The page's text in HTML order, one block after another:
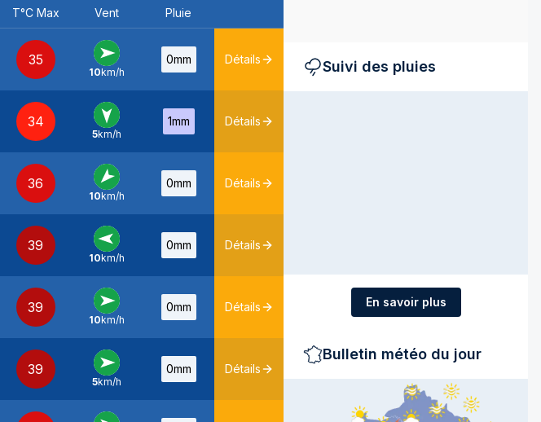
T°C Max Vent Pluie
35
O -
10km/h
0mm Détails
34
N -
5km/h
1mm Détails
36
NE -
10km/h
0mm Détails
39
E -
10km/h
0mm Détails
39
O -
10km/h
0mm Détails
39
O -
5km/h
0mm Détails
Suivi des pluies
En savoir plus
Bulletin météo du jour